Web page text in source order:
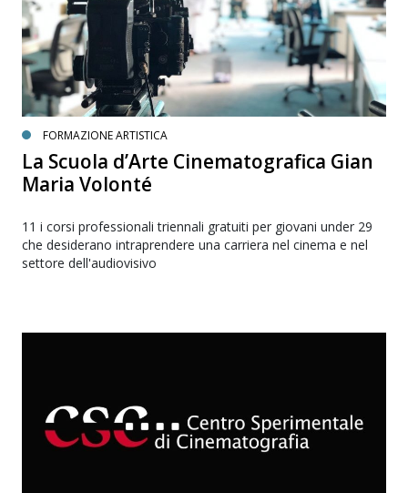
FORMAZIONE ARTISTICA
La Scuola d’Arte Cinematografica Gian
Maria Volonté
11 i corsi professionali triennali gratuiti per giovani under 29
che desiderano intraprendere una carriera nel cinema e nel
settore dell'audiovisivo